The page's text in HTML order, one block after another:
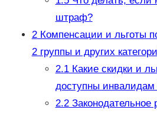
штраф?
2Компенсации и льготы
2 группы и других
2.1Какие скидки и
доступны инвалидам
2.2Законодательное